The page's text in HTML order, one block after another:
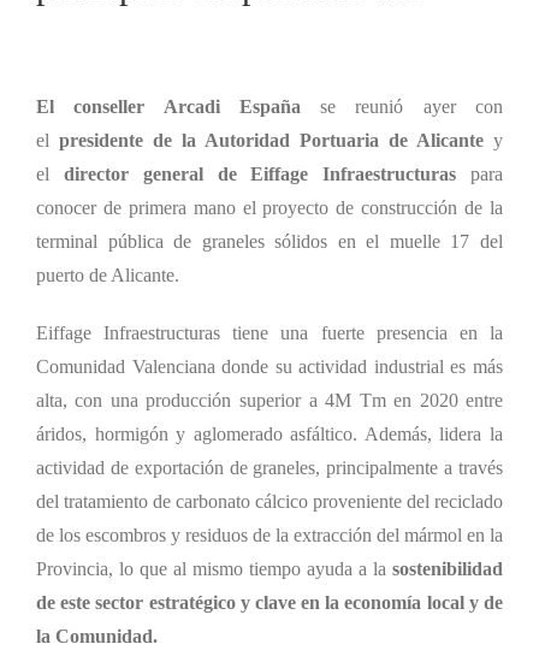
El conseller Arcadi Españase reunió ayer con
el presidente de la Autoridad Portuaria de Alicantey
el director general de Eiffage Infraestructuraspara
conocer de primera mano el proyecto de construcción de la
terminal pública de graneles sólidos en el muelle 17 del
puerto de Alicante.
Eiffage Infraestructuras tiene una fuerte presencia en la
Comunidad Valenciana donde su actividad industrial es más
alta, con una producción superior a 4M Tm en 2020 entre
áridos, hormigón y aglomerado asfáltico. Además, lidera la
actividad de exportación de graneles, principalmente a través
del tratamiento de carbonato cálcico proveniente del reciclado
de los escombros y residuos de la extracción del mármol en la
Provincia, lo que al mismo tiempo ayuda a lasostenibilidad
de este sector estratégico y clave en la economía local y de
la Comunidad.